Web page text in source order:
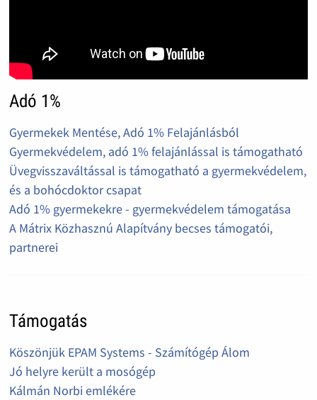
Adó 1%
Gyermekek Mentése, Adó 1% Felajánlásból
Gyermekvédelem, adó 1% felajánlással is támogatható
Üvegvisszaváltással is támogatható a gyermekvédelem,
és a bohócdoktor csapat
Adó 1% gyermekekre - gyermekvédelem támogatása
A Mátrix Közhasznú Alapítvány becses támogatói,
partnerei
Támogatás
Köszönjük EPAM Systems - Számítógép Álom
Jó helyre került a mosógép
Kálmán Norbi emlékére